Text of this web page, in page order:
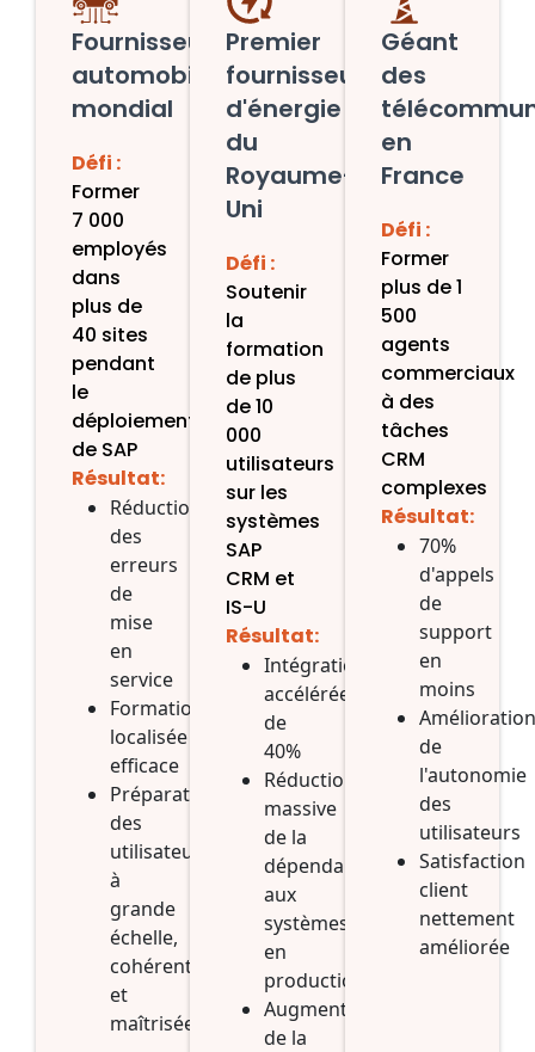
Fournisseur
automobile
mondial
Défi :
Former
7 000
employés
dans
plus de
40 sites
pendant
le
déploiement
de SAP
Résultat:
Réduction
des
erreurs
de
mise
en
service
Formation
localisée
efficace
Préparation
des
utilisateurs
à
grande
échelle,
cohérente
et
maîtrisée
Premier
fournisseur
d'énergie
du
Royaume-
Uni
Défi :
Soutenir
la
formation
de plus
de 10
000
utilisateurs
sur les
systèmes
SAP
CRM et
IS-U
Résultat:
Intégration
accélérée
de
40%
Réduction
massive
de la
dépendance
aux
systèmes
en
production
Augmentation
de la
Géant
des
en
France
Défi :
Former
plus de 1
500
agents
commerciaux
à des
tâches
CRM
complexes
Résultat:
70%
d'appels
de
support
en
moins
Amélioration
de
l'autonomie
des
utilisateurs
Satisfaction
client
nettement
améliorée